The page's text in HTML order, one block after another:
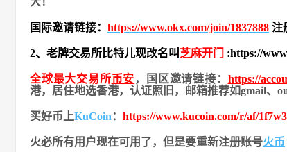
国际邀请链接： https://www.okx.com/join/1837888 注
2、老牌交易所比特儿现改名叫 芝麻开门 :https://
全球最大交易所币安，国区邀请链接： https://
港，居住地选香港，认证照旧， 邮箱推荐如gmail、
买好币上KuCoin ： https://www.kucoin.com/r/af/1f7w3
火必所有用户现在可用了，但是要重新注册账号火币